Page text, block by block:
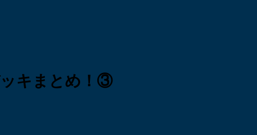
ッキまとめ！③